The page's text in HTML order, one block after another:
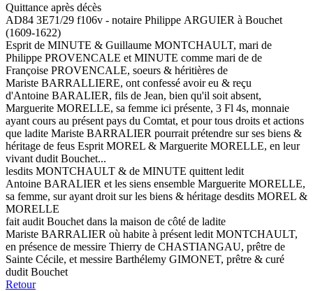
Quittance après décès
AD84 3E71/29 f106v - notaire Philippe ARGUIER à Bouchet
(1609-1622)
Esprit de MINUTE & Guillaume MONTCHAULT, mari de
Philippe PROVENCALE et MINUTE comme mari de de
Françoise PROVENCALE, soeurs & héritières de
Mariste BARRALLIERE, ont confessé avoir eu & reçu
d'Antoine BARALIER, fils de Jean, bien qu'il soit absent,
Marguerite MORELLE, sa femme ici présente, 3 Fl 4s, monnaie
ayant cours au présent pays du Comtat, et pour tous droits et actions
que ladite Mariste BARRALIER pourrait prétendre sur ses biens &
héritage de feus Esprit MOREL & Marguerite MORELLE, en leur
vivant dudit Bouchet...
lesdits MONTCHAULT & de MINUTE quittent ledit
Antoine BARALIER et les siens ensemble Marguerite MORELLE,
sa femme, sur ayant droit sur les biens & héritage desdits MOREL &
MORELLE
fait audit Bouchet dans la maison de côté de ladite
Mariste BARRALIER où habite à présent ledit MONTCHAULT,
en présence de messire Thierry de CHASTIANGAU, prêtre de
Sainte Cécile, et messire Barthélemy GIMONET, prêtre & curé
dudit Bouchet
Retour